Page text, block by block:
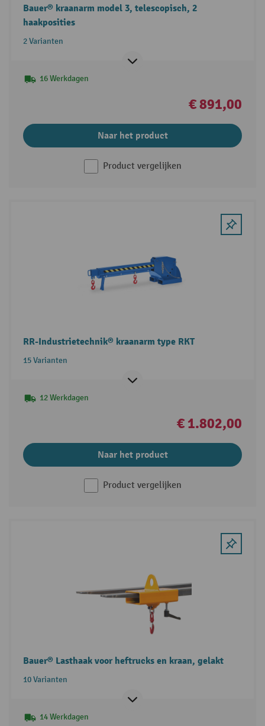
Bauer® kraanarm model 3, telescopisch, 2
haakposities
2 Varianten
16 Werkdagen
€ 891,00
Naar het product
Product vergelijken
RR-Industrietechnik® kraanarm type RKT
15 Varianten
12 Werkdagen
€ 1.802,00
Naar het product
Product vergelijken
Bauer® Lasthaak voor heftrucks en kraan, gelakt
10 Varianten
14 Werkdagen